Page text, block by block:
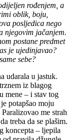
rođenjem, a
oblik, boju,
posljedica nego
njegovim jačanjem.
postane predmet
je ujedinjavao?
sebe?
udarala u jastuk.
iz blagog
mene – i stav tog
potapšao moju
me strah
treba da se plašim.
koncepta – ljepila